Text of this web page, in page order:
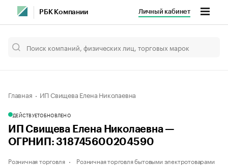
РБК Компании Личный кабинет
Главная ИП Свищева Елена Николаевна
ДЕЙСТВУЕТОБНОВЛЕНО
ИП Свищева Елена Николаевна —
ОГРНИП: 318745600204590
Розничная торговля Розничная торговля бытовыми электротоварами